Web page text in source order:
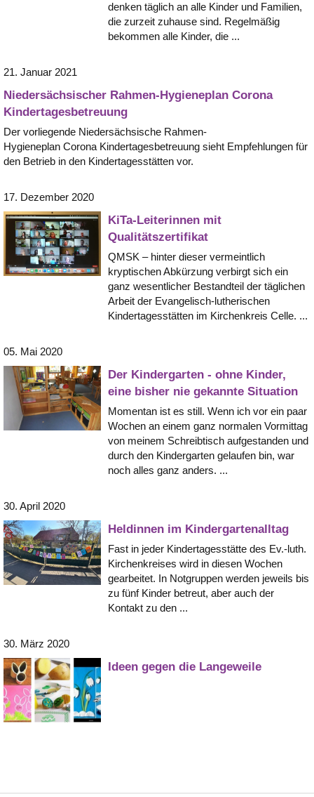
denken täglich an alle Kinder und Familien,
die zurzeit zuhause sind. Regelmäßig
bekommen alle Kinder, die ...
21. Januar 2021
Niedersächsischer Rahmen-Hygieneplan Corona
Kindertagesbetreuung
Der vorliegende Niedersächsische Rahmen-
Hygieneplan Corona Kindertagesbetreuung sieht Empfehlungen für
den Betrieb in den Kindertagesstätten vor.
17. Dezember 2020
KiTa-Leiterinnen mit
Qualitätszertifikat
QMSK – hinter dieser vermeintlich
kryptischen Abkürzung verbirgt sich ein
ganz wesentlicher Bestandteil der täglichen
Arbeit der Evangelisch-lutherischen
Kindertagesstätten im Kirchenkreis Celle. ...
05. Mai 2020
Der Kindergarten - ohne Kinder,
eine bisher nie gekannte Situation
Momentan ist es still. Wenn ich vor ein paar
Wochen an einem ganz normalen Vormittag
von meinem Schreibtisch aufgestanden und
durch den Kindergarten gelaufen bin, war
noch alles ganz anders. ...
30. April 2020
Heldinnen im Kindergartenalltag
Fast in jeder Kindertagesstätte des Ev.-luth.
Kirchenkreises wird in diesen Wochen
gearbeitet. In Notgruppen werden jeweils bis
zu fünf Kinder betreut, aber auch der
Kontakt zu den ...
30. März 2020
Ideen gegen die Langeweile